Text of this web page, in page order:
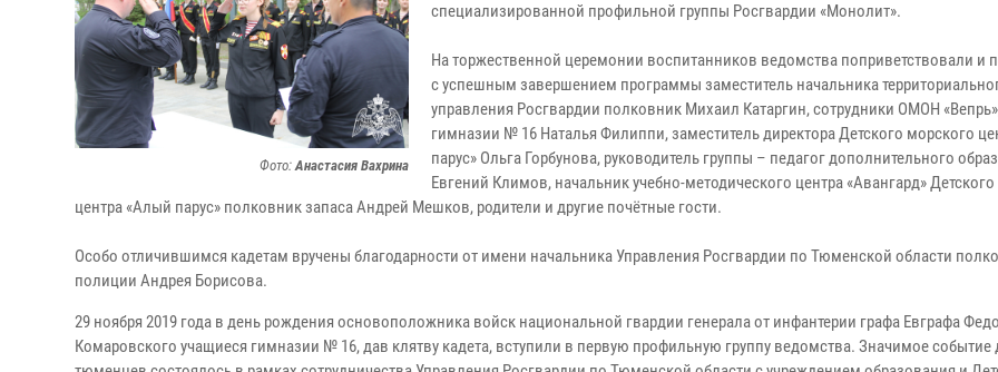
Фото:Анастасия Вахрина
специализированной профильной группы Росгвардии «Монолит».
На торжественной церемонии воспитанников ведомства поприветствовали и
с успешным завершением программы заместитель начальника
управления Росгвардии полковник Михаил Катаргин, сотрудники ОМОН
гимназии № 16 Наталья Филиппи, заместитель директора Детского морского
парус» Ольга Горбунова, руководитель группы – педагог дополнительного
Евгений Климов, начальник учебно-методического центра «Авангард»
центра «Алый парус» полковник запаса Андрей Мешков, родители и другие почётные гости.
Особо отличившимся кадетам вручены благодарности от имени начальника Управления Росгвардии по Тюменской области
полиции Андрея Борисова.
29 ноября 2019 года в день рождения основоположника войск национальной гвардии генерала от инфантерии графа Евграфа
Комаровского учащиеся гимназии № 16, дав клятву кадета, вступили в первую профильную группу ведомства. Значимое